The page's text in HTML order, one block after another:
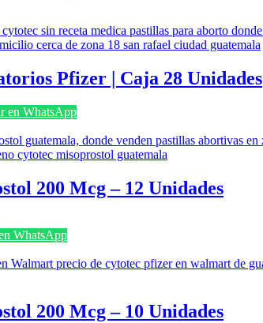
Pfizer | Caja 28 Unidades
en WhatsApp
200 Mcg – 12 Unidades
WhatsApp
200 Mcg – 10 Unidades